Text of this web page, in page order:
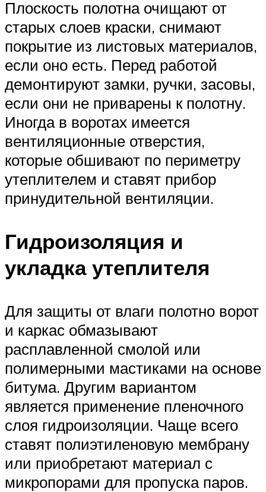
Плоскость полотна очищают от
старых слоев краски, снимают
покрытие из листовых материалов,
если оно есть. Перед работой
демонтируют замки, ручки, засовы,
если они не приварены к полотну.
Иногда в воротах имеется
вентиляционные отверстия,
которые обшивают по периметру
утеплителем и ставят прибор
принудительной вентиляции.
Гидроизоляция и
укладка утеплителя
Для защиты от влаги полотно ворот
и каркас обмазывают
расплавленной смолой или
полимерными мастиками на основе
битума. Другим вариантом
является применение пленочного
слоя гидроизоляции. Чаще всего
ставят полиэтиленовую мембрану
или приобретают материал с
микропорами для пропуска паров.